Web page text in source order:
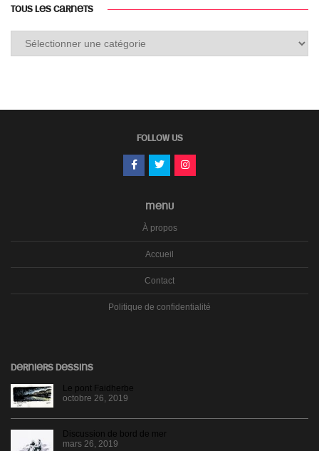
TOUS LES CARNETS
FOLLOW US
MENU
À propos
Accueil
Contact
Politique de confidentialité
DERNIERS DESSINS
Le pont Faidherbe
octobre 26, 2019
Discussion de bord de mer
mars 26, 2019